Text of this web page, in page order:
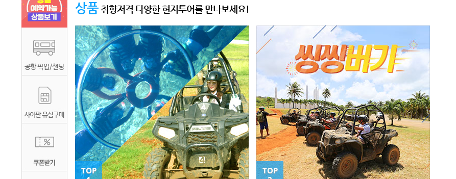
상품취향저격 다양한 현지투어를 만나보세요!
TOP
TOP